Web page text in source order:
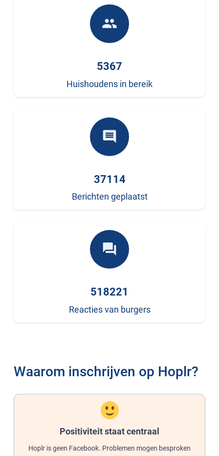
people
5367
Huishoudens in bereik
comment
37114
Berichten geplaatst
forum
518221
Reacties van burgers
Waarom inschrijven op Hoplr?
Positiviteit staat centraal
Hoplr is geen Facebook. Problemen mogen besproken